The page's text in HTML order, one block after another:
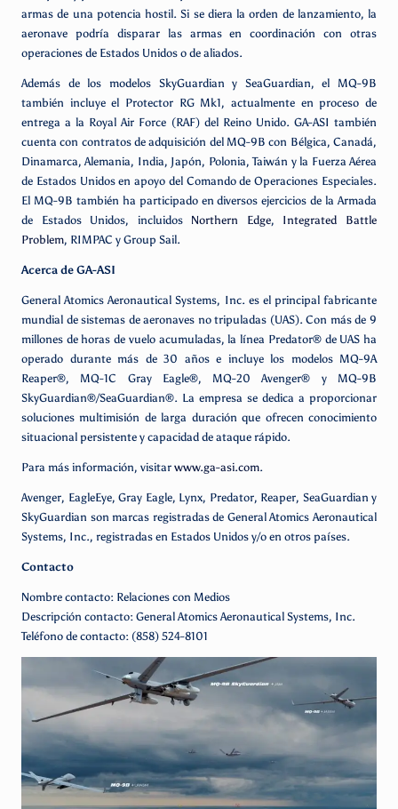
armas de una potencia hostil. Si se diera la orden de lanzamiento, la
aeronave podría disparar las armas en coordinación con otras
operaciones de Estados Unidos o de aliados.
Además de los modelos SkyGuardian y SeaGuardian, el MQ-9B
también incluye el Protector RG Mk1, actualmente en proceso de
entrega a la Royal Air Force (RAF) del Reino Unido. GA-ASI también
cuenta con contratos de adquisición del MQ-9B con Bélgica, Canadá,
Dinamarca, Alemania, India, Japón, Polonia, Taiwán y la Fuerza Aérea
de Estados Unidos en apoyo del Comando de Operaciones Especiales.
El MQ-9B también ha participado en diversos ejercicios de la Armada
de Estados Unidos, incluidos Northern Edge, Integrated Battle
Problem, RIMPAC y Group Sail.
Acerca de GA-ASI
General Atomics Aeronautical Systems, Inc. es el principal fabricante
mundial de sistemas de aeronaves no tripuladas (UAS). Con más de 9
millones de horas de vuelo acumuladas, la línea Predator® de UAS ha
operado durante más de 30 años e incluye los modelos MQ-9A
Reaper®, MQ-1C Gray Eagle®, MQ-20 Avenger® y MQ-9B
SkyGuardian®/SeaGuardian®. La empresa se dedica a proporcionar
soluciones multimisión de larga duración que ofrecen conocimiento
situacional persistente y capacidad de ataque rápido.
Para más información, visitar www.ga-asi.com.
Avenger, EagleEye, Gray Eagle, Lynx, Predator, Reaper, SeaGuardian y
SkyGuardian son marcas registradas de General Atomics Aeronautical
Systems, Inc., registradas en Estados Unidos y/o en otros países.
Contacto
Nombre contacto: Relaciones con Medios
Descripción contacto: General Atomics Aeronautical Systems, Inc.
Teléfono de contacto: (858) 524-8101